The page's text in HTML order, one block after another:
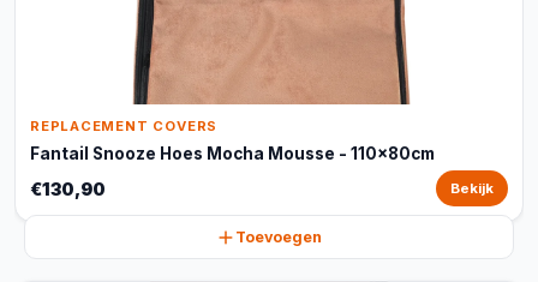
REPLACEMENT COVERS
Fantail Snooze Hoes Mocha Mousse - 110x80cm
€130,90 Bekijk
Toevoegen